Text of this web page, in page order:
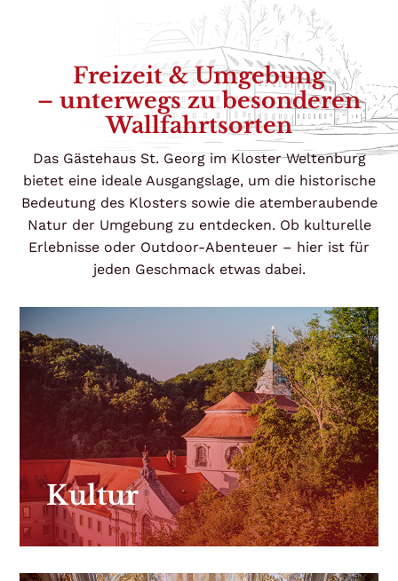
Freizeit & Umgebung
– unterwegs zu besonderen
Wallfahrtsorten
Das Gästehaus St. Georg im Kloster Weltenburg
bietet eine ideale Ausgangslage, um die historische
Bedeutung des Klosters sowie die atemberaubende
Natur der Umgebung zu entdecken. Ob kulturelle
Erlebnisse oder Outdoor-Abenteuer – hier ist für
jeden Geschmack etwas dabei.
Kultur